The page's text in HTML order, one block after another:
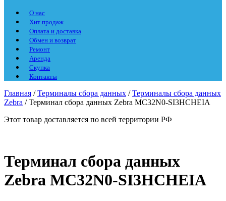
О нас
Хит продаж
Оплата и доставка
Обмен и возврат
Ремонт
Аренда
Скупка
Контакты
Главная /Терминалы сбора данных /Терминалы сбора данных
Zebra / Терминал сбора данных Zebra MC32N0-SI3HCHEIA
Этот товар доставляется по всей территории РФ
Терминал сбора данных
Zebra MC32N0-SI3HCHEIA